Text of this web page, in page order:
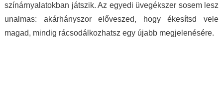
színárnyalatokban játszik. Az egyedi üvegékszer sosem lesz
unalmas: akárhányszor előveszed, hogy ékesítsd vele
magad, mindig rácsodálkozhatsz egy újabb megjelenésére.